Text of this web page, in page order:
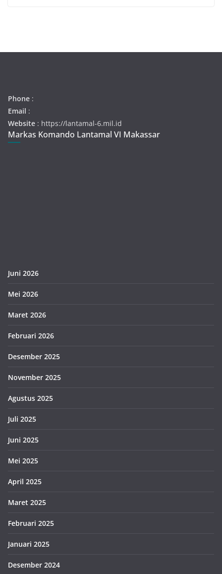
Phone :
Email :
Website : https://lantamal-6.mil.id
Markas Komando Lantamal VI Makassar
Juni 2026
Mei 2026
Maret 2026
Februari 2026
Desember 2025
November 2025
Agustus 2025
Juli 2025
Juni 2025
Mei 2025
April 2025
Maret 2025
Februari 2025
Januari 2025
Desember 2024